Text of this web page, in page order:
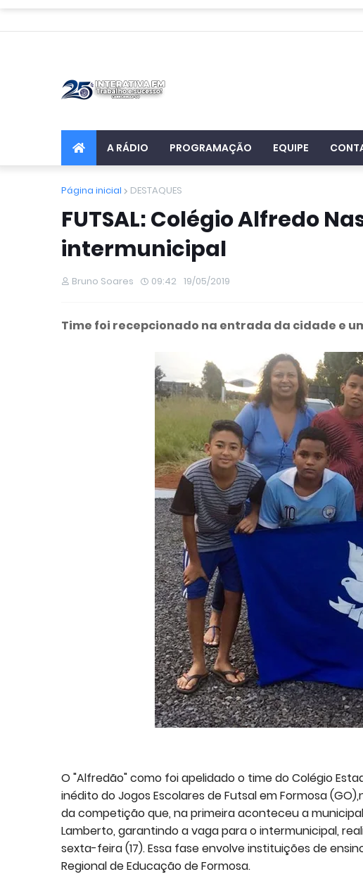
A RÁDIO PROGRAMAÇÃO EQUIPE
Página inicial DESTAQUES
FUTSAL: Colégio Alfredo
intermunicipal
Bruno Soares 09:42 19/05/2019
Time foi recepcionado na entrada da cidade e
O "Alfredão" como foi apelidado o time do Colégio
inédito do Jogos Escolares de Futsal em Formosa
da competição que, na primeira aconteceu a
Lamberto, garantindo a vaga para o intermunicipal,
sexta-feira (17). Essa fase envolve instituições de
Regional de Educação de Formosa.